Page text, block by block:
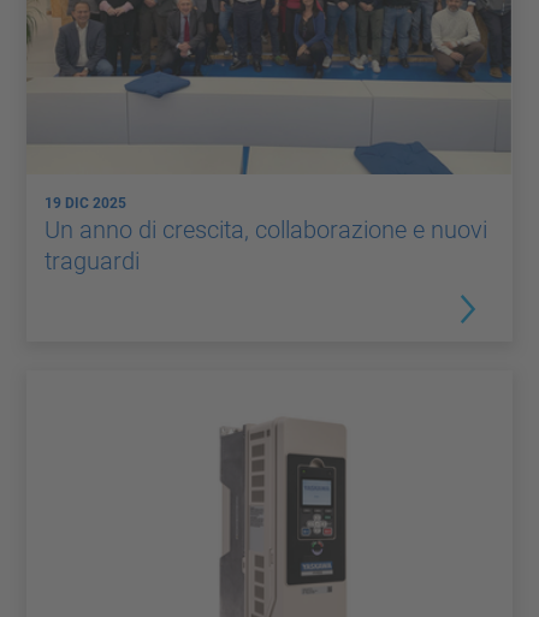
19 DIC 2025
Un anno di crescita, collaborazione e nuovi
traguardi